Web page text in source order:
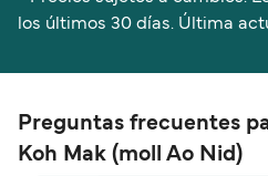
los últimos 30 días. Última
Preguntas frecuentes
Koh Mak (moll Ao Nid)